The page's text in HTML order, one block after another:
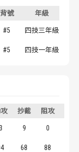
獎得主
獎得主
背號 年級
#5 四技三年級
#5 四技一年級
抄截 阻攻
9 0
68 88